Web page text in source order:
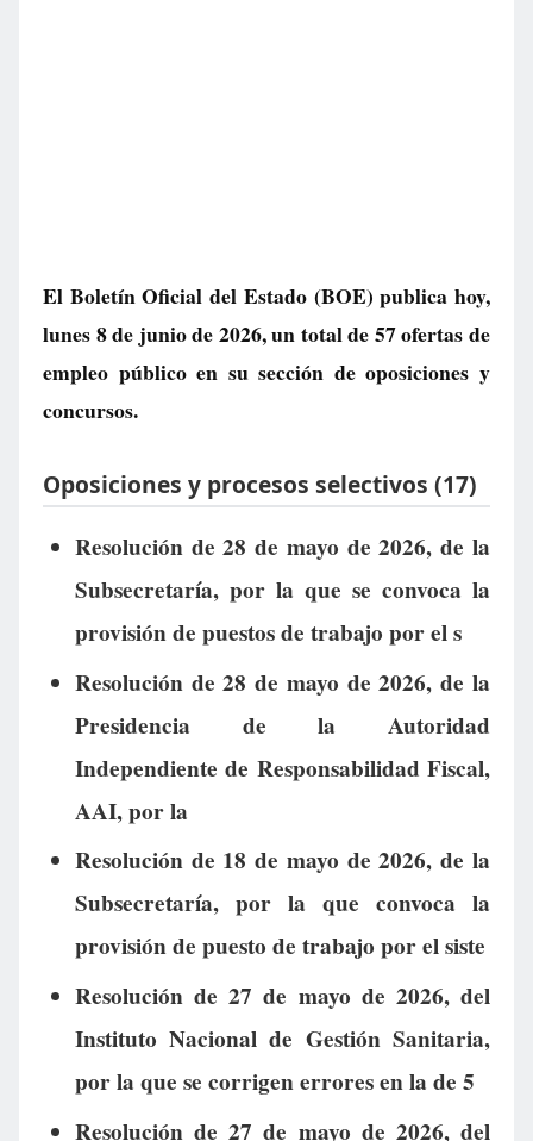
El Boletín Oficial del Estado (BOE) publica hoy,
lunes 8 de junio de 2026, un total de57 ofertas de
empleo públicoen su sección de oposiciones y
concursos.
Oposiciones y procesos selectivos (17)
Resolución de 28 de mayo de 2026, de la
Subsecretaría, por la que se convoca la
provisión de puestos de trabajo por el s
Resolución de 28 de mayo de 2026, de la
Presidencia de la Autoridad
Independiente de Responsabilidad Fiscal,
AAI, por la
Resolución de 18 de mayo de 2026, de la
Subsecretaría, por la que convoca la
provisión de puesto de trabajo por el siste
Resolución de 27 de mayo de 2026, del
Instituto Nacional de Gestión Sanitaria,
por la que se corrigen errores en la de 5
Resolución de 27 de mayo de 2026, del